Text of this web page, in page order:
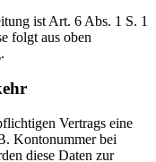
ist Art. 6 Abs. 1 S. 1
folgt aus oben
Vertrags eine
Kontonummer bei
diese Daten zur